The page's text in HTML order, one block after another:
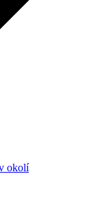
okolí